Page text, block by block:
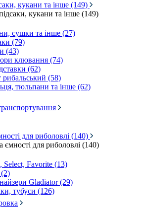
кукани та інше (149)
кукани та інше (149)
сушки та інше (27)
(79)
(43)
клювання (74)
(62)
рибальський (58)
тюльпани та інше (62)
для риболовлі (140)
ємності для риболовлі (140)
Select, Favorite (13)
Gladiator (29)
тубуси (126)